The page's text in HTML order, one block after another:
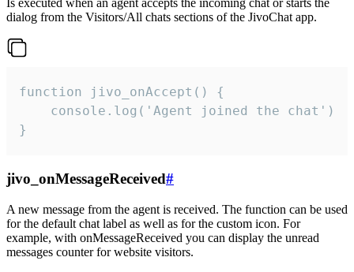
Is executed when an agent accepts the incoming chat or starts the
dialog from the Visitors/All chats sections of the JivoChat app.
function jivo_onAccept() {
}
jivo_onMessageReceived#
A new message from the agent is received. The function can be used
for the default chat label as well as for the custom icon. For
example, with onMessageReceived you can display the unread
messages counter for website visitors.